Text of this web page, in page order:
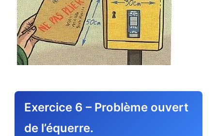
Exercice 6 – Problème ouvert
de l’équerre.